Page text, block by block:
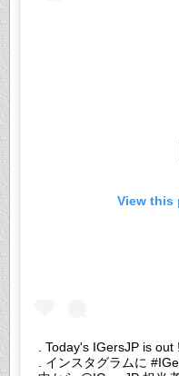
View this
. Today's IGersJP is
. インスタグラムに